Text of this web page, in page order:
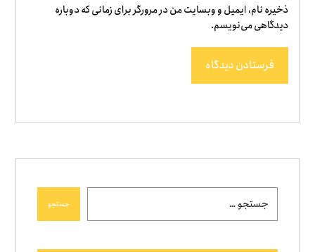
ذخیره نام، ایمیل و وبسایت من در مرورگر برای زمانی که دوباره
دیدگاهی می‌نویسم.
فرستادن دیدگاه
جستجو